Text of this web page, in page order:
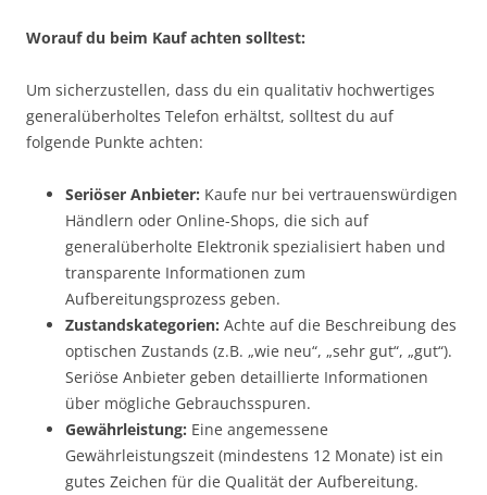
Worauf du beim Kauf achten solltest:
Um sicherzustellen, dass du ein qualitativ hochwertiges
generalüberholtes Telefon erhältst, solltest du auf
folgende Punkte achten:
Seriöser Anbieter: Kaufe nur bei vertrauenswürdigen
Händlern oder Online-Shops, die sich auf
generalüberholte Elektronik spezialisiert haben und
transparente Informationen zum
Aufbereitungsprozess geben.
Zustandskategorien: Achte auf die Beschreibung des
optischen Zustands (z.B. „wie neu“, „sehr gut“, „gut“).
Seriöse Anbieter geben detaillierte Informationen
über mögliche Gebrauchsspuren.
Gewährleistung: Eine angemessene
Gewährleistungszeit (mindestens 12 Monate) ist ein
gutes Zeichen für die Qualität der Aufbereitung.